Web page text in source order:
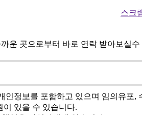
스크
운 곳으로부터 바로 연락 받아보실수
인정보를 포함하고 있으며 임의유포,
있을 수 있습니다.